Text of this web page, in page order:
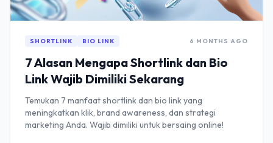
SHORTLINK BIO LINK 6 MONTHS AGO
7 Alasan Mengapa Shortlink dan Bio
Link Wajib Dimiliki Sekarang
Temukan 7 manfaat shortlink dan bio link yang
meningkatkan klik, brand awareness, dan strategi
marketing Anda. Wajib dimiliki untuk bersaing online!